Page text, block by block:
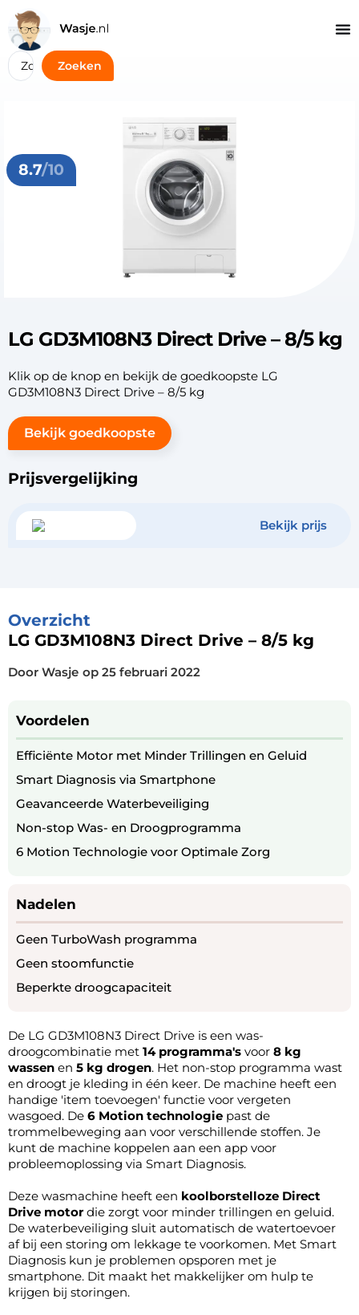
Zoeken
8.7/10
LG GD3M108N3 Direct Drive – 8/5 kg
Klik op de knop en bekijk de goedkoopste LG
GD3M108N3 Direct Drive – 8/5 kg
Bekijk goedkoopste
Prijsvergelijking
Bekijk prijs
Overzicht
LG GD3M108N3 Direct Drive – 8/5 kg
Door Wasje op 25 februari 2022
Voordelen
Efficiënte Motor met Minder Trillingen en Geluid
Smart Diagnosis via Smartphone
Geavanceerde Waterbeveiliging
Non-stop Was- en Droogprogramma
6 Motion Technologie voor Optimale Zorg
Nadelen
Geen TurboWash programma
Geen stoomfunctie
Beperkte droogcapaciteit
De LG GD3M108N3 Direct Drive is een was-
droogcombinatie met 14 programma's voor 8 kg
wassen en 5 kg drogen. Het non-stop programma wast
en droogt je kleding in één keer. De machine heeft een
handige 'item toevoegen' functie voor vergeten
wasgoed. De 6 Motion technologie past de
trommelbeweging aan voor verschillende stoffen. Je
kunt de machine koppelen aan een app voor
probleemoplossing via Smart Diagnosis.
Deze wasmachine heeft een koolborstelloze Direct
Drive motordie zorgt voor minder trillingen en geluid.
De waterbeveiliging sluit automatisch de watertoevoer
af bij een storing om lekkage te voorkomen. Met Smart
Diagnosis kun je problemen opsporen met je
smartphone. Dit maakt het makkelijker om hulp te
krijgen bij storingen.